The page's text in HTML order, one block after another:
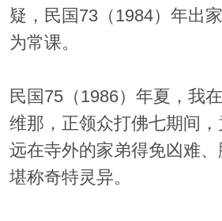
疑，民国73（1984）年出
为常课。
民国75（1986）年夏，我
维那，正领众打佛七期间
远在寺外的家弟得免凶难、
堪称奇特灵异。